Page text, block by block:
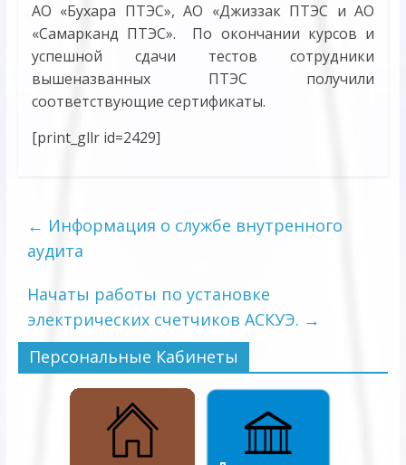
АО «Бухара ПТЭС», АО «Джиззак ПТЭС и АО
«Самарканд ПТЭС». По окончании курсов и
успешной сдачи тестов сотрудники
вышеназванных ПТЭС получили
соответствующие сертификаты.
[print_gllr id=2429]
← Информация о службе внутренного
аудита
Начаты работы по установке
электрических счетчиков АСКУЭ. →
Персональные Кабинеты